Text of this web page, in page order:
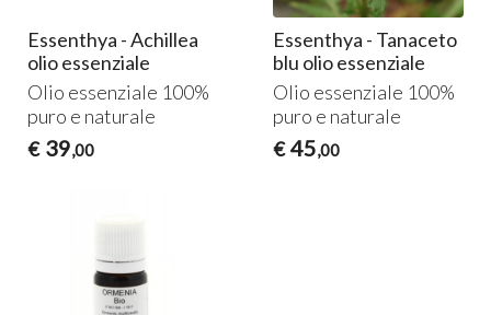
Essenthya - Achillea
olio essenziale
Olio essenziale 100%
puro e naturale
€ 39,00
Essenthya - Tanaceto
blu olio essenziale
Olio essenziale 100%
puro e naturale
€ 45,00